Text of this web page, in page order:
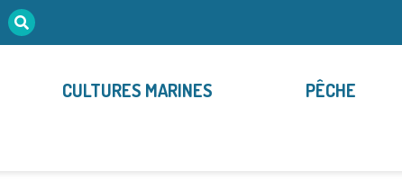
CULTURES MARINES PÊCHE